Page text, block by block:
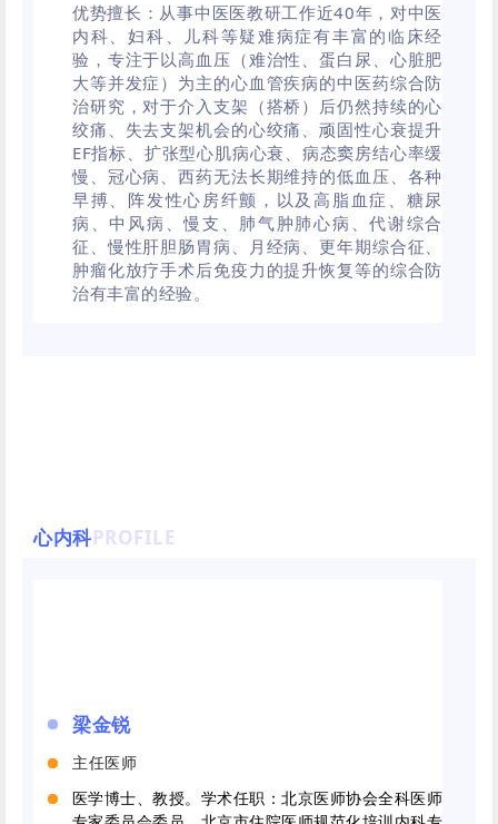
优势擅长：从事中医医教研工作近40年，对中医
内科、妇科、儿科等疑难病症有丰富的临床经
验，专注于以高血压（难治性、蛋白尿、心脏肥
大等并发症）为主的心血管疾病的中医药综合防
治研究，对于介入支架（搭桥）后仍然持续的心
绞痛、失去支架机会的心绞痛、顽固性心衰提升
EF指标、 扩张型心肌病心衰、病态窦房结心率缓
慢、冠心病、西药无法长期维持的低血压、各种
早搏、阵发性心房纤颤 ，以及高脂血症、糖尿
病、中风病、慢支、肺气肿肺心病 、代谢综合
征、慢性肝胆肠胃病、月经病、更年期综合征、
肿瘤化放疗手术后免疫力的提升恢复等的综合防
治有丰富的经验。
心内科PROFILE
梁金锐
主任医师
医学博士、教授。学术任职：北京医师协会全科医师